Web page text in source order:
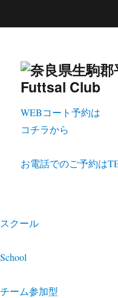
WEBコート予約は
コチラから
お電話でのご予約は
スクール
School
チーム参加型